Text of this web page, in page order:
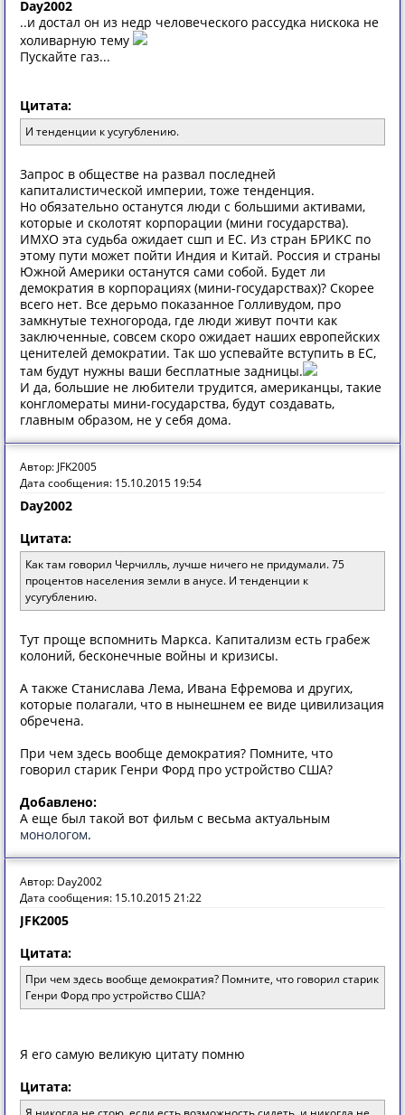
Day2002
..и достал он из недр человеческого рассудка нискока не
холиварную тему
Пускайте газ...
Цитата:
И тенденции к усугублению.
Запрос в обществе на развал последней
капиталистической империи, тоже тенденция.
Но обязательно останутся люди с большими активами,
которые и сколотят корпорации (мини государства).
ИМХО эта судьба ожидает сшп и ЕС. Из стран БРИКС по
этому пути может пойти Индия и Китай. Россия и страны
Южной Америки останутся сами собой. Будет ли
демократия в корпорациях (мини-государствах)? Скорее
всего нет. Все дерьмо показанное Голливудом, про
замкнутые техногорода, где люди живут почти как
заключенные, совсем скоро ожидает наших европейских
ценителей демократии. Так шо успевайте вступить в ЕС,
там будут нужны ваши бесплатные задницы.
И да, большие не любители трудится, американцы, такие
конгломераты мини-государства, будут создавать,
главным образом, не у себя дома.
Автор: JFK2005
Дата сообщения: 15.10.2015 19:54
Day2002
Цитата:
Как там говорил Черчилль, лучше ничего не придумали. 75
процентов населения земли в анусе. И тенденции к
усугублению.
Тут проще вспомнить Маркса. Капитализм есть грабеж
колоний, бесконечные войны и кризисы.
А также Станислава Лема, Ивана Ефремова и других,
которые полагали, что в нынешнем ее виде цивилизация
обречена.
При чем здесь вообще демократия? Помните, что
говорил старик Генри Форд про устройство США?
Добавлено:
А еще был такой вот фильм с весьма актуальным
монологом.
Автор: Day2002
Дата сообщения: 15.10.2015 21:22
JFK2005
Цитата:
При чем здесь вообще демократия? Помните, что говорил старик
Генри Форд про устройство США?
Я его самую великую цитату помню
Цитата: